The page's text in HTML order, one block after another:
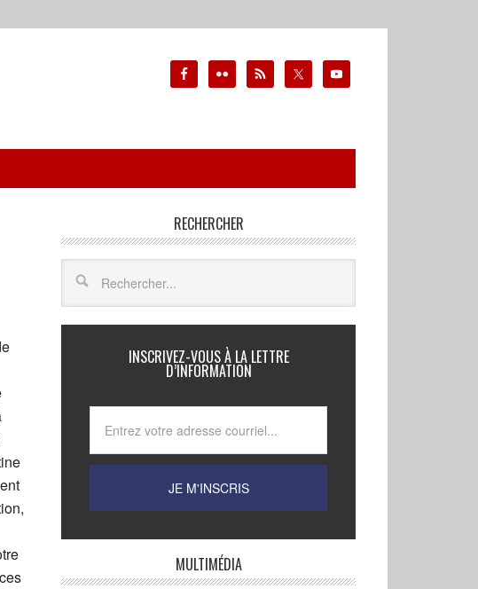
RECHERCHER
INSCRIVEZ-VOUS À LA LETTRE
D’INFORMATION
MULTIMÉDIA